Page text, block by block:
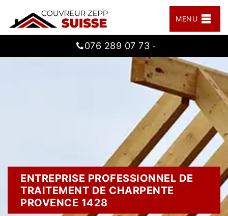
MENU
076 289 07 73 -
ENTREPRISE PROFESSIONNEL DE
TRAITEMENT DE CHARPENTE
PROVENCE 1428